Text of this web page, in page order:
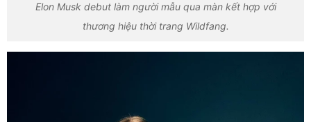
Elon Musk debut làm người mẫu qua màn kết hợp với
thương hiệu thời trang Wildfang.